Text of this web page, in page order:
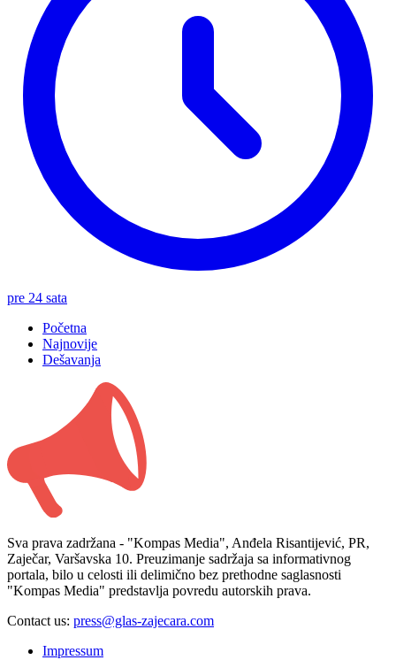
pre 24 sata
Početna
Najnovije
Dešavanja
Sva prava zadržana - "Kompas Media", Anđela Risantijević, PR,
Zaječar, Varšavska 10. Preuzimanje sadržaja sa informativnog
portala, bilo u celosti ili delimično bez prethodne saglasnosti
"Kompas Media" predstavlja povredu autorskih prava.
Contact us: press@glas-zajecara.com
Impressum